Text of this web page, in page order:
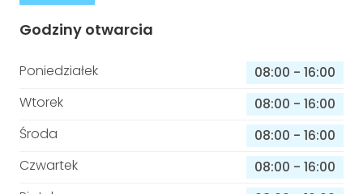
Godziny otwarcia
Poniedziałek 08:00 - 16:00
Wtorek
08:00 - 16:00
Środa
08:00 - 16:00
Czwartek
08:00 - 16:00